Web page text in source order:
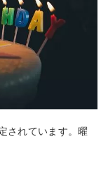
されています。曜